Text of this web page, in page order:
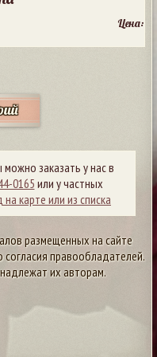
Цена:
заказать у нас в
0165или у частных
карте или из списка
размещенных на сайте
правообладателей.
их авторам.